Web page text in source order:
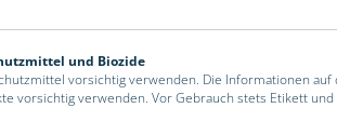
und Biozide
vorsichtig verwenden. Die Informationen
vorsichtig verwenden. Vor Gebrauch stets Etikett